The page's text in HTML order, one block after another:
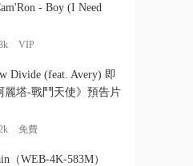
- Boy (I Need
VIP
Divide (feat. Avery) 即
麗塔-戰鬥天使》預告片
免費
（WEB-4K-583M）